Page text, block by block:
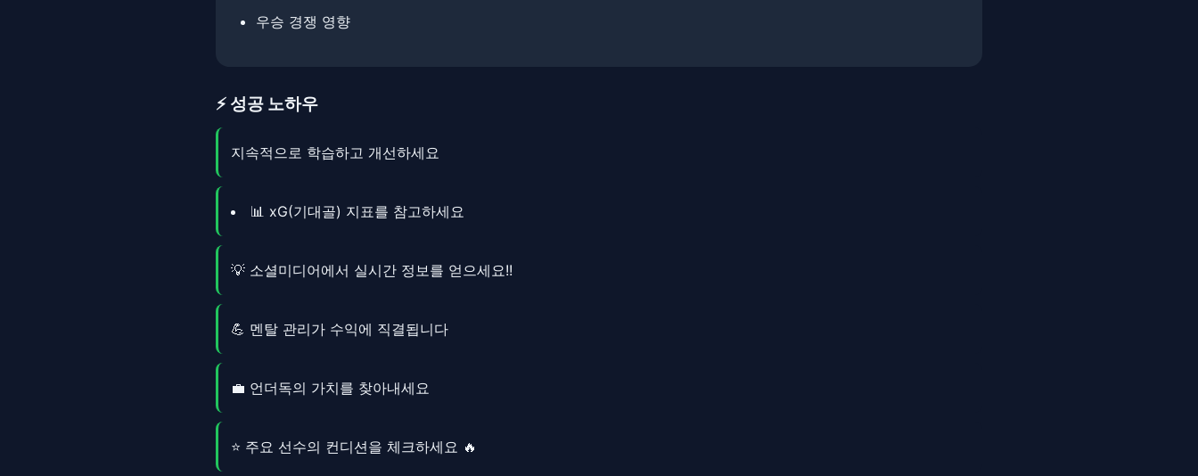
우승 경쟁 영향
⚡ 성공 노하우
지속적으로 학습하고 개선하세요
📊 xG(기대골) 지표를 참고하세요
💡 소셜미디어에서 실시간 정보를 얻으세요!!
💪 멘탈 관리가 수익에 직결됩니다
💼 언더독의 가치를 찾아내세요
⭐ 주요 선수의 컨디션을 체크하세요 🔥